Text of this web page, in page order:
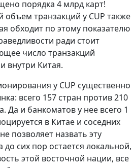
порядка 4 млрд карт!
объем транзакций у CUP также
обходит по этому показателю
ради стоит
число транзакций
внутри Китая.
у CUP существенно
всего 157 стран против 210
Да и банкоматов у нее всего 1
в Китае и соседних
позволяет назвать эту
сих пор остается локальной,
этой восточной нации, все